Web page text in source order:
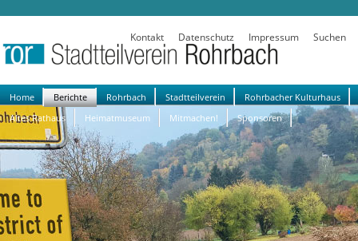
Kontakt Datenschutz Impressum Suchen
Navigation
überspringen
Home Berichte Rohrbach Stadtteilverein
Rohrbacher Kulturhaus
Altes Rathaus
Heimatmuseum Mitmachen! Sponsoren